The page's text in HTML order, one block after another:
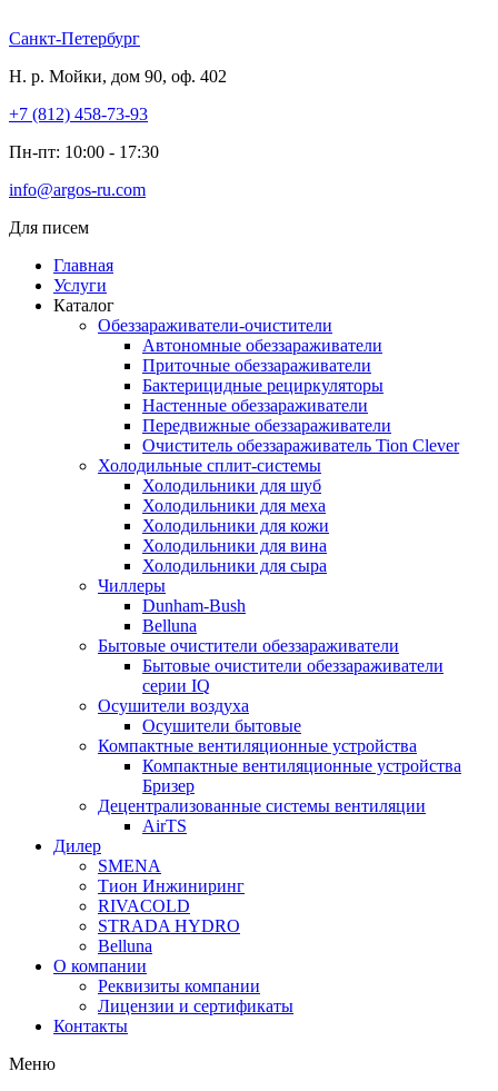
к
Санкт-Петербург
Н. р. Мойки, дом 90, оф. 402
+7 (812) 458-73-93
Пн-пт: 10:00 - 17:30
info@argos-ru.com
Для писем
Главная
Услуги
Каталог
Обеззараживатели-очистители
Автономные обеззараживатели
Приточные обеззараживатели
Бактерицидные рециркуляторы
Настенные обеззараживатели
Передвижные обеззараживатели
Очиститель обеззараживатель Tion Clever
Холодильные сплит-системы
Холодильники для шуб
Холодильники для меха
Холодильники для кожи
Холодильники для вина
Холодильники для сыра
Чиллеры
Dunham-Bush
Belluna
Бытовые очистители обеззараживатели
Бытовые очистители обеззараживатели
серии IQ
Осушители воздуха
Осушители бытовые
Компактные вентиляционные устройства
Компактные вентиляционные устройства
Бризер
Децентрализованные системы вентиляции
AirTS
Дилер
SMENA
Тион Инжиниринг
RIVACOLD
STRADA HYDRO
Belluna
О компании
Реквизиты компании
Лицензии и сертификаты
Контакты
Меню